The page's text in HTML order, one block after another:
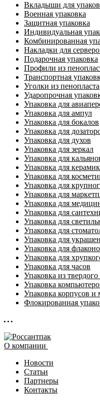
Вкладыши для
Военная упаковка
Защитная упаковка
Индивидуальная
Комбинированная
Накладки для
Подарочная упаковка
Профили из
Транспортная
Уголки из пенопласта
Ударопрочная
Упаковка для
Упаковка для ампул
Упаковка для бокалов
Упаковка для
Упаковка для духов
Упаковка для зеркал
Упаковка для
Упаковка для
Упаковка для
Упаковка для
Упаковка для
Упаковка для
Упаковка для
Упаковка для
Упаковка для
Упаковка для
Упаковка для
Упаковка для
Упаковка для часов
Упаковка из твердого
Упаковка
Упаковка корпусов и
Флокированная
О компании
Новости
Статьи
Партнеры
Контакты